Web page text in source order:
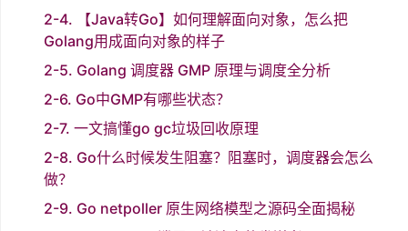
2-4. 【Java转Go】如何理解面向对象，怎么把
Golang用成面向对象的样子
2-5. Golang 调度器 GMP 原理与调度全分析
2-6. Go中GMP有哪些状态？
2-7. 一文搞懂go gc垃圾回收原理
2-8. Go什么时候发生阻塞？阻塞时，调度器会怎么
做？
2-9. Go netpoller 原生网络模型之源码全面揭秘